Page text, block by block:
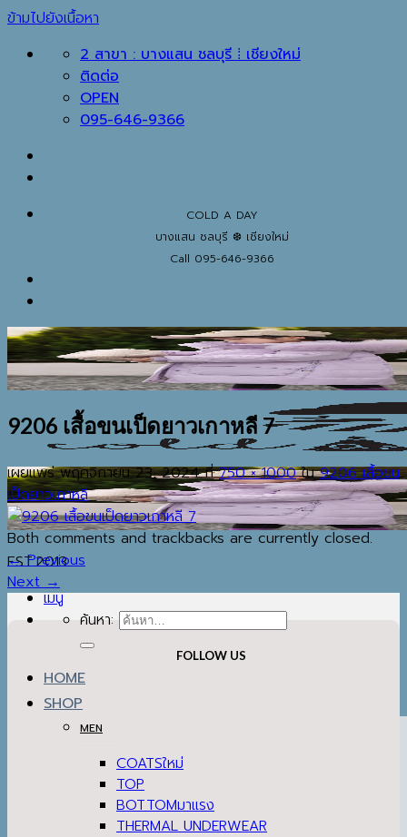
ข้ามไปยังเนื้อหา
2 สาขา : บางแสน ชลบุรี ⁞ เชียงใหม่
ติดต่อ
OPEN
095-646-9366
COLD A DAY
บางแสน ชลบุรี ❆ เชียงใหม่
Call 095-646-9366
EST.2013
เมนู
ค้นหา:
HOME
SHOP
MEN
COATS
TOP
BOTTOM
THERMAL UNDERWEAR
9206 เสื้อขนเป็ดยาวเกาหลี 7
เผยแพร่พฤศจิกายน 23, 2024ที่750 × 1000ใน9206 เสื้อขน
เป็ดยาวเกาหลี
Both comments and trackbacks are currently closed.
←Previous
Next→
FOLLOW US